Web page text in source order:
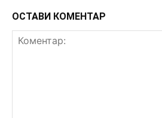
ОСТАВИ КОМЕНТАР